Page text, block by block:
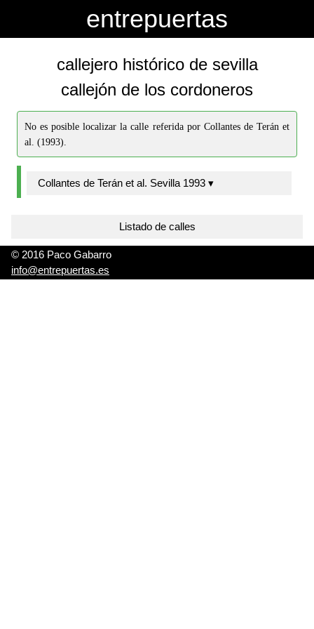
entrepuertas
callejero histórico de sevilla
callejón de los cordoneros
No es posible localizar la calle referida por Collantes de Terán et
al. (1993).
Collantes de Terán et al. Sevilla 1993 ▾
Listado de calles
© 2016 Paco Gabarro
info@entrepuertas.es